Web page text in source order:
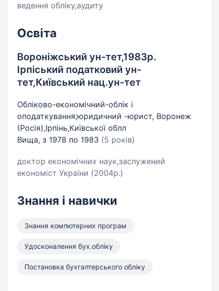
ведення обліку,аудиту
Освіта
Вороніжський ун-тет,1983р.
Ірпіський податковий ун-
тет,Київський нац.ун-тет
Обліково-економічний-облік і
оподаткування;юридичний -юрист, Воронеж
(Росія),Ірпінь,Київської облл
Вища, з 1978 по 1983 (5 років)
доктор економічних наук,заслужений
економіст України (2004р.)
Знання і навички
Знання компютерних програм
Удосконалення бух.обліку
Постановка бухгалтерського обліку